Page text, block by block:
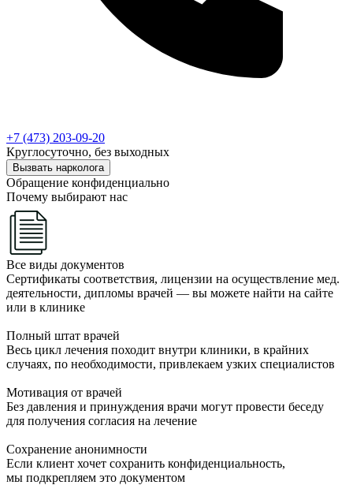
+7 (473) 203-09-20
Круглосуточно, без выходных
Вызвать нарколога
Обращение конфиденциально
Почему выбирают нас
Все виды документов
Сертификаты соответствия, лицензии на осуществление мед.
деятельности, дипломы врачей — вы можете найти на сайте
или в клинике
Полный штат врачей
Весь цикл лечения походит внутри клиники, в крайних
случаях, по необходимости, привлекаем узких специалистов
Мотивация от врачей
Без давления и принуждения врачи могут провести беседу
для получения согласия на лечение
Сохранение анонимности
Если клиент хочет сохранить конфиденциальность,
мы подкрепляем это документом